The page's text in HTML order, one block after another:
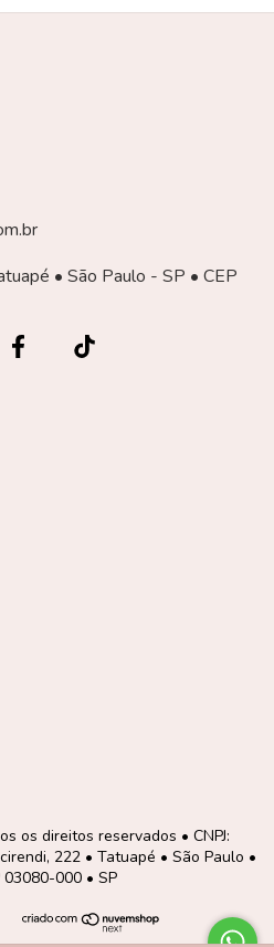
• São Paulo - SP • CEP
os direitos reservados • CNPJ:
222 • Tatuapé • São Paulo •
03080-000 • SP